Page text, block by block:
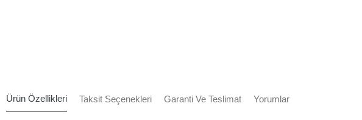
Ürün Özellikleri Taksit Seçenekleri Garanti Ve Teslimat Yorumlar